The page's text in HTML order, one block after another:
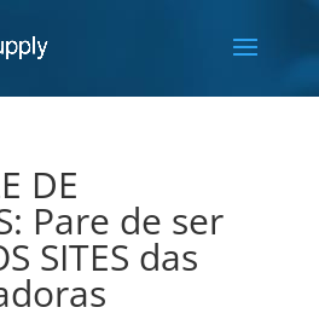
DE
Pare de ser
SITES das